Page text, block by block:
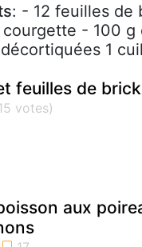
: - 12 feuilles
courgette - 100
1
feuilles de
aux